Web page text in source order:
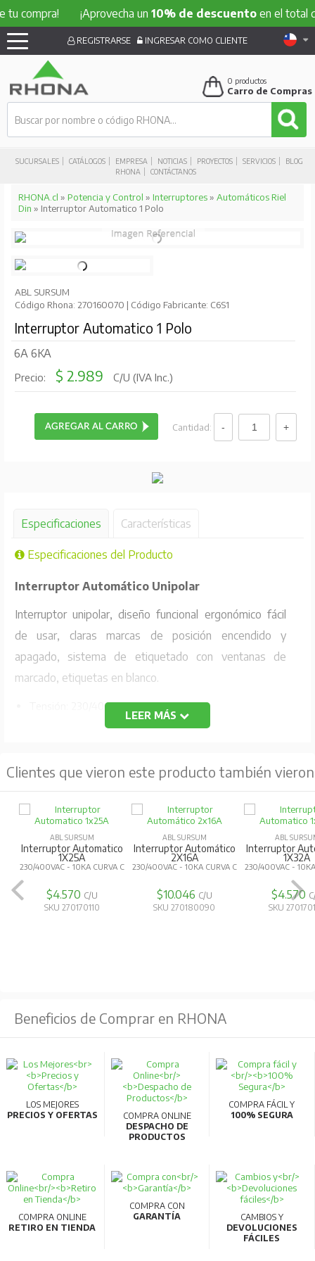
¡Aprovecha un10% de descuentoen el total de tu
SUCURSALES CATÁLOGOS EMPRESA NOTICIAS PROYECTOS SERVICIOS
BLOG
RHONA
CONTÁCTANOS
REGISTRARSE INGRESAR COMO CLIENTE
0 productos
Carro de Compras
RHONA.cl » Potencia y Control » Interruptores» Automáticos Riel
Din » Interruptor Automatico 1 Polo
ABL SURSUM
Código Rhona: 270160070 | Código Fabricante: C6S1
Interruptor Automatico 1 Polo
6A 6KA
Precio: $ 2.989 C/U (IVA Inc.)
Cantidad:
Especificaciones Características
Especificaciones del Producto
Interruptor Automático Unipolar
Interruptor unipolar, diseño funcional ergonómico fácil
de usar, claras marcas de posición encendido y
apagado, sistema de etiquetado con ventanas de
marcado, etiquetas en blanco.
Tensión: 230/400V AC
Corriente Max: 6A/ 6KA
Código Fabricante: C6S1
LEER MÁS
Clientes que vieron este producto también vieron
ABL SURSUM
Interruptor Automatico
1X25A
230/400VAC - 10KA CURVA C
$4.570 C/U
SKU 270170110
ABL SURSUM
Interruptor Automático
2X16A
230/400VAC - 10KA CURVA C
$10.046 C/U
SKU 270180090
ABL
Interruptor
1X32A
230/400VAC -
$4.570
SKU
Beneficios de Comprar en RHONA
LOS MEJORES
PRECIOS Y OFERTAS
COMPRA ONLINE
DESPACHO DE
PRODUCTOS
COMPRA FÁCIL Y
100% SEGURA
COMPRA ONLINE
RETIRO EN TIENDA
COMPRA CON
GARANTÍA
CAMBIOS Y
DEVOLUCIONES
FÁCILES